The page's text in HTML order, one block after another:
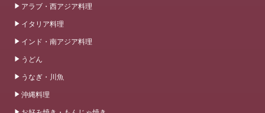
アラブ・西アジア料理
イタリア料理
インド・南アジア料理
うどん
うなぎ・川魚
沖縄料理